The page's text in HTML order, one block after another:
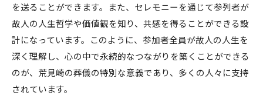
を送ることができます。また、セレモニーを通じて参列者が
故人の人生哲学や価値観を知り、共感を得ることができる設
計になっています。このように、参加者全員が故人の人生を
深く理解し、心の中で永続的なつながりを築くことができる
のが、荒見崎の葬儀の特別な意義であり、多くの人々に支持
されています。